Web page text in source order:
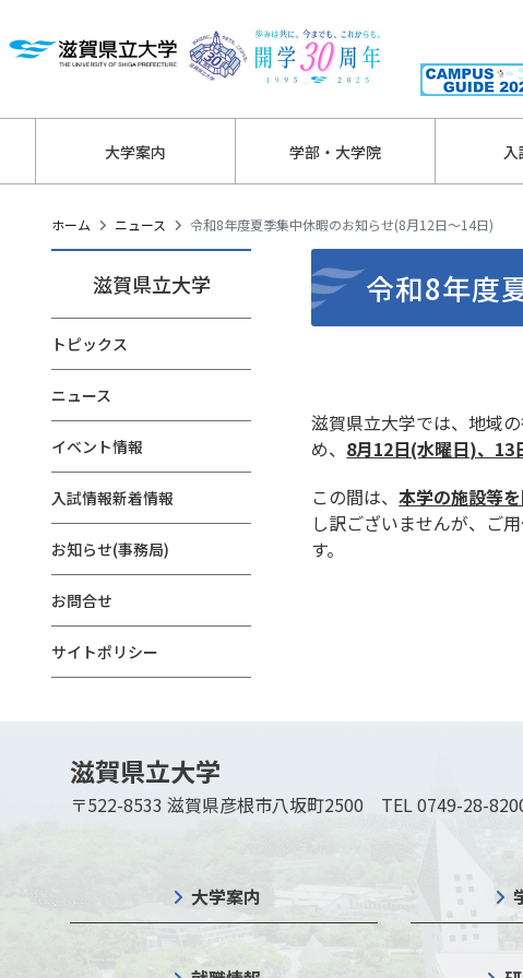
大学案内 学部・大学院 入
ホーム ニュース 令和8年度夏季集中休暇のお知らせ(8月12日～14日)
滋賀県立大学
トピックス
ニュース
イベント情報
入試情報新着情報
お知らせ(事務局)
お問合せ
サイトポリシー
令和8年度
滋賀県立大学では、地域
め、 8月12日(水曜日)、13
この間は、本学の施設等
し訳ございませんが、ご
す。
滋賀県立大学
〒522-8533 滋賀県彦根市八坂町2500 TEL 0749-28-
大学案内